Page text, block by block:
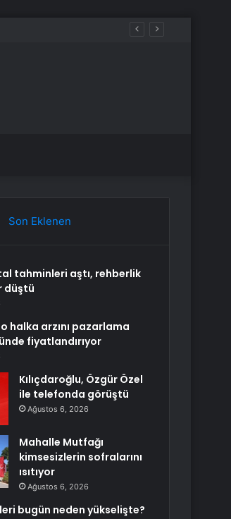
Son Eklenen
tahminleri aştı, rehberlik
düştü
halka arzını pazarlama
fiyatlandırıyor
Kılıçdaroğlu, Özgür Özel
ile telefonda görüştü
Ağustos 6, 2026
Mahalle Mutfağı
kimsesizlerin sofralarını
ısıtıyor
Ağustos 6, 2026
bugün neden yükselişte?